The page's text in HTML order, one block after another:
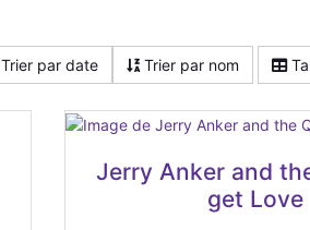
Trier par date Trier par nom
Jerry Anker and
get Love